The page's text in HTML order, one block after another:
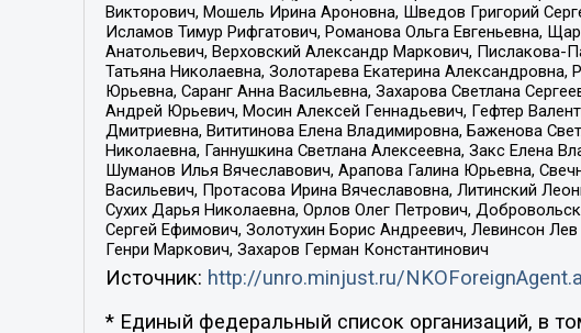
Викторович, Мошель Ирина Ароновна, Шведов Григорий
Исламов Тимур Рифгатович, Романова Ольга Евгеньевна,
Анатольевич, Верховский Александр Маркович, Пислакова-
Татьяна Николаевна, Золотарева Екатерина
Юрьевна, Саранг Анна Васильевна, Захарова Светлана
Андрей Юрьевич, Мосин Алексей Геннадьевич, Гефтер
Дмитриевна, Вититинова Елена Владимировна, Баженова
Николаевна, Ганнушкина Светлана Алексеевна, Закс Елена
Шуманов Илья Вячеславович, Арапова Галина Юрьевна,
Васильевич, Протасова Ирина Вячеславовна, Литинский
Сухих Дарья Николаевна, Орлов Олег Петрович,
Сергей Ефимович, Золотухин Борис Андреевич, Левинсон
Генри Маркович, Захаров Герман Константинович
Источник: http://unro.minjust.ru/
* Единый федеральный список организаций, в